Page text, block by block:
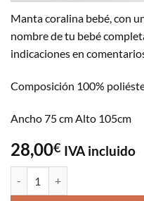
Manta coralina bebé, con
nombre de tu bebé
indicaciones en
Composición 100%
Ancho 75 cm Alto 105cm
28,00€ IVA incluido